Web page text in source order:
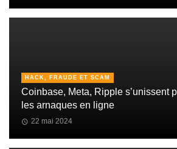
HACK, FRAUDE ET SCAM
Coinbase, Meta, Ripple s’unissent
les arnaques en ligne
22 mai 2024